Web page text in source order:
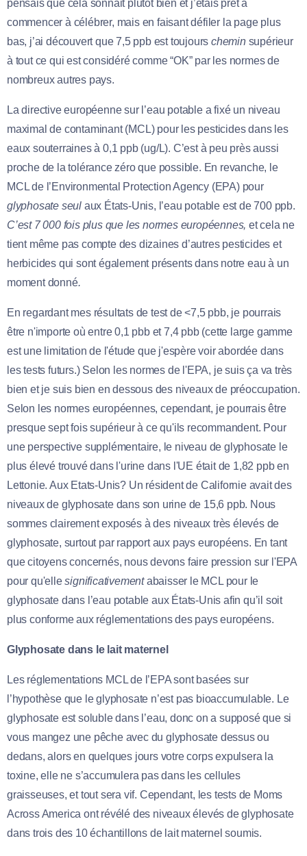
pensais que cela sonnait plutôt bien et j’étais prêt à
commencer à célébrer, mais en faisant défiler la page plus
bas, j’ai découvert que 7,5 ppb est toujours cheminsupérieur
à tout ce qui est considéré comme “OK” par les normes de
nombreux autres pays.
La directive européenne sur l’eau potable a fixé un niveau
maximal de contaminant (MCL) pour les pesticides dans les
eaux souterraines à 0,1 ppb (ug/L). C’est à peu près aussi
proche de la tolérance zéro que possible. En revanche, le
MCL de l’Environmental Protection Agency (EPA) pour
glyphosate seul aux États-Unis, l’eau potable est de 700 ppb.
C’est 7 000 fois plus que les normes européennes, et cela ne
tient même pas compte des dizaines d’autres pesticides et
herbicides qui sont également présents dans notre eau à un
moment donné.
En regardant mes résultats de test de <7,5 pbb, je pourrais
être n'importe où entre 0,1 pbb et 7,4 pbb (cette large gamme
est une limitation de l'étude que j'espère voir abordée dans
les tests futurs.) Selon les normes de l'EPA, je suis ça va très
bien et je suis bien en dessous des niveaux de préoccupation.
Selon les normes européennes, cependant, je pourrais être
presque sept fois supérieur à ce qu'ils recommandent. Pour
une perspective supplémentaire, le niveau de glyphosate le
plus élevé trouvé dans l'urine dans l'UE était de 1,82 ppb en
Lettonie. Aux Etats-Unis? Un résident de Californie avait des
niveaux de glyphosate dans son urine de 15,6 ppb. Nous
sommes clairement exposés à des niveaux très élevés de
glyphosate, surtout par rapport aux pays européens. En tant
que citoyens concernés, nous devons faire pression sur l'EPA
pour qu'ellesignificativementabaisser le MCL pour le
glyphosate dans l’eau potable aux États-Unis afin qu’il soit
plus conforme aux réglementations des pays européens.
Glyphosate dans le lait maternel
Les réglementations MCL de l’EPA sont basées sur
l’hypothèse que le glyphosate n’est pas bioaccumulable. Le
glyphosate est soluble dans l’eau, donc on a supposé que si
vous mangez une pêche avec du glyphosate dessus ou
dedans, alors en quelques jours votre corps expulsera la
toxine, elle ne s’accumulera pas dans les cellules
graisseuses, et tout sera vif. Cependant, les tests de Moms
Across America ont révélé des niveaux élevés de glyphosate
dans trois des 10 échantillons de lait maternel soumis.